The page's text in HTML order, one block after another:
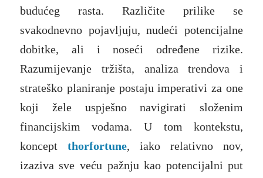
budućeg rasta. Različite prilike se
svakodnevno pojavljuju, nudeći potencijalne
dobitke, ali i noseći određene rizike.
Razumijevanje tržišta, analiza trendova i
strateško planiranje postaju imperativi za one
koji žele uspješno navigirati složenim
financijskim vodama. U tom kontekstu,
koncept thorfortune, iako relativno nov,
izaziva sve veću pažnju kao potencijalni put